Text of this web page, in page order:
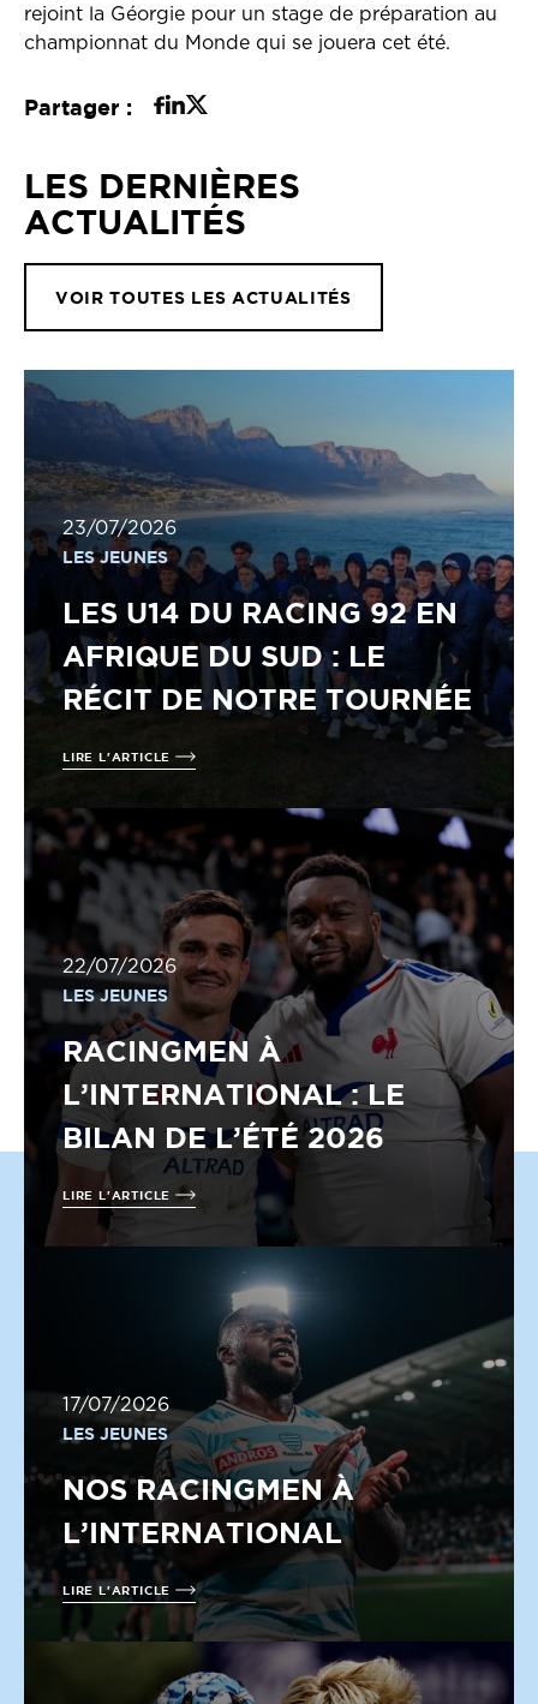
rejoint la Géorgie pour un stage de préparation au
championnat du Monde qui se jouera cet été.
Partager :
LES DERNIÈRES
ACTUALITÉS
VOIR TOUTES LES ACTUALITÉS
23/07/2026
LES JEUNES
LES U14 DU RACING 92 EN
AFRIQUE DU SUD : LE
RÉCIT DE NOTRE TOURNÉE
LIRE L'ARTICLE
22/07/2026
LES JEUNES
RACINGMEN À
L’INTERNATIONAL : LE
BILAN DE L’ÉTÉ 2026
LIRE L'ARTICLE
17/07/2026
LES JEUNES
NOS RACINGMEN À
L’INTERNATIONAL
LIRE L'ARTICLE